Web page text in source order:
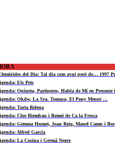
del Dia: Tal dia com avui però de… 1997
Els Pets
Ouineta, Partiperes, Habla de Mí en Presente
Okdw, La Sra. Tomasa, El Pony Menut …
Tarta Relena
Cloe Riembau i Remei de Ca la Fresca
Gemma Humet, Joan Reig, Manel Camp i
Alfred García
La Cosina i Germà Negre